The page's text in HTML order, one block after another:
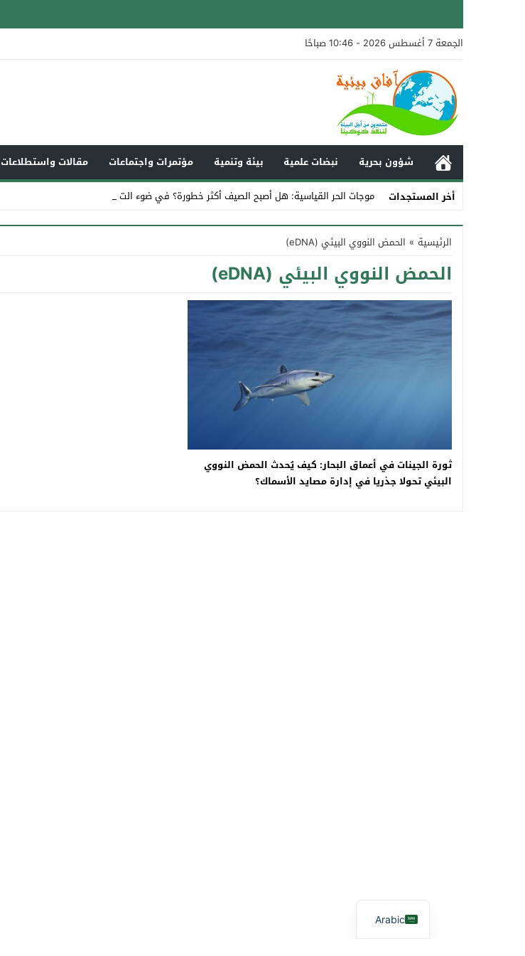
الجمعة 7 أغسطس 2026 - 10:46 صباحًا
شؤون بحرية نبضات علمية بيئة وتنمية مؤتمرات واجتماعات مقالات واستطلاعات
أخر المستجدات
موجات الحر القياسية: هل أصبح الصيف أكثر خطورة؟ في ضوء التغير _
Stop
Previous
Next
الرئيسية » الحمض النووي البيئي (eDNA)
الحمض النووي البيئي (eDNA)
ثورة الجينات في أعماق البحار: كيف يُحدث الحمض النووي
البيئي تحولا جذريا في إدارة مصايد الأسماك؟
Arabic